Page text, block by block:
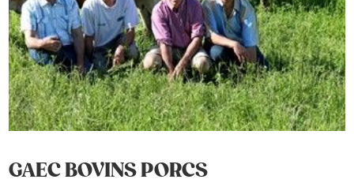
GAEC BOVINS PORCS